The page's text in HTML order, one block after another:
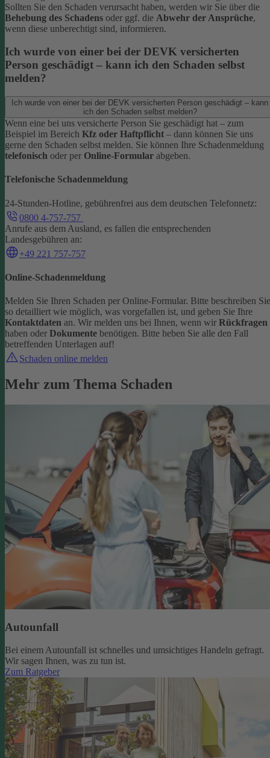
Sollten Sie den Schaden verursacht haben, werden wir Sie über die
Behebung des Schadens oder ggf. die Abwehr der Ansprüche,
wenn diese unberechtigt sind, informieren.
Ich wurde von einer bei der DEVK versicherten
Person geschädigt – kann ich den Schaden selbst
melden?
Ich wurde von einer bei der DEVK versicherten Person geschädigt – kann
ich den Schaden selbst melden?
Wenn eine bei uns versicherte Person Sie geschädigt hat – zum
Beispiel im Bereich Kfz oder Haftpflicht – dann können Sie uns
gerne den Schaden selbst melden. Sie können Ihre Schadenmeldung
telefonisch oder per Online-Formular abgeben.
Telefonische Schadenmeldung
24-Stunden-Hotline, gebührenfrei aus dem deutschen Telefonnetz:
0800 4-757-757
Anrufe aus dem Ausland, es fallen die entsprechenden
Landesgebühren an:
+49 221 757-757
Online-Schadenmeldung
Melden Sie Ihren Schaden per Online-Formular. Bitte beschreiben Sie
so detailliert wie möglich, was vorgefallen ist, und geben Sie Ihre
Kontaktdaten an. Wir melden uns bei Ihnen, wenn wir Rückfragen
haben oder Dokumente benötigen. Bitte heben Sie alle den Fall
betreffenden Unterlagen auf!
Schaden online melden
Mehr zum Thema Schaden
Autounfall
Bei einem Autounfall ist schnelles und umsichtiges Handeln gefragt.
Wir sagen Ihnen, was zu tun ist.
Zum Ratgeber